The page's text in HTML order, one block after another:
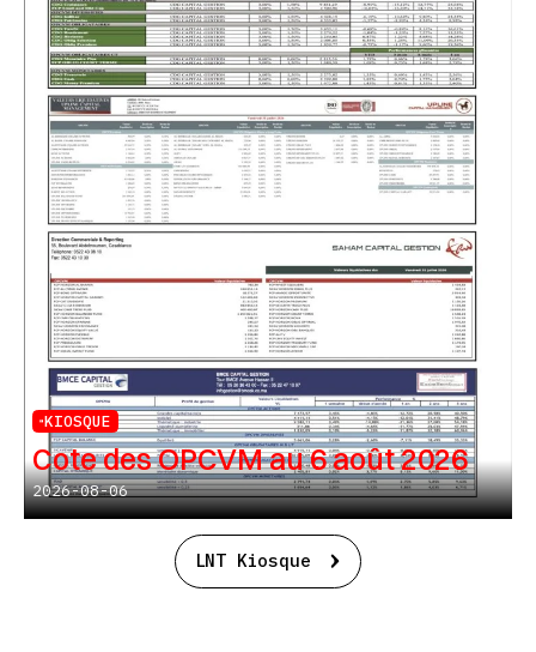
KIOSQUE
Cote des OPCVM au 6 août 2026
2026-08-06
LNT Kiosque